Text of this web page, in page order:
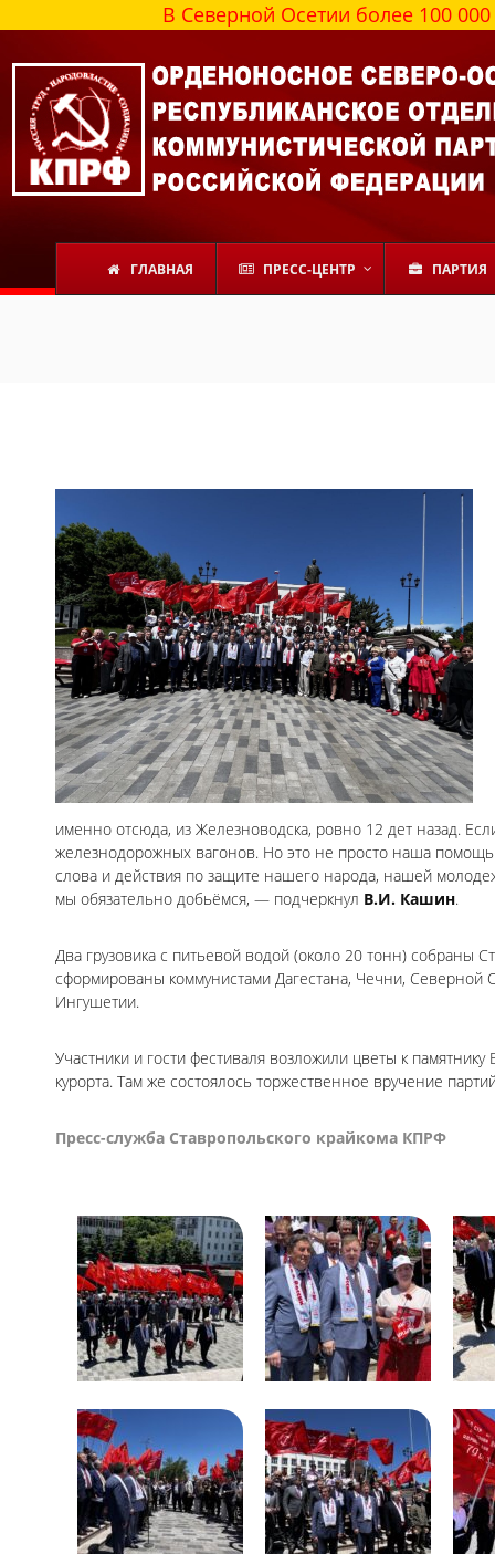
В Северной Осетии более 100 000
ГЛАВНАЯ ПРЕСС-ЦЕНТР ПАРТИЯ
именно отсюда, из Железноводска, ровно 12 дет назад.
железнодорожных вагонов. Но это не просто наша
слова и действия по защите нашего народа, нашей
мы обязательно добьёмся, — подчеркнул В.И. Кашин.
Два грузовика с питьевой водой (около 20 тонн)
сформированы коммунистами Дагестана, Чечни,
Ингушетии.
Участники и гости фестиваля возложили цветы к
курорта. Там же состоялось торжественное вручение
Пресс-служба Ставропольского крайкома КПРФ